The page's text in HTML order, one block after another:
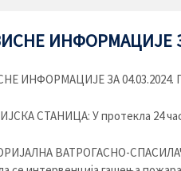
ИНФОРМАЦИЈЕ
ИНФОРМАЦИЈЕ ЗА 04.03.2024.
СТАНИЦА: У протекла 24
ВАТРОГАСНО-